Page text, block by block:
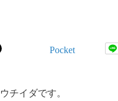
Pocket
チイダです。